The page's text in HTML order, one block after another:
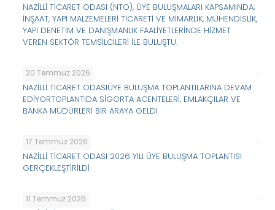
NAZİLLİ TİCARET ODASI (NTO), ÜYE BULUŞMALARI KAPSAMINDA;
İNŞAAT, YAPI MALZEMELERİ TİCARETİ VE MİMARLIK, MÜHENDİSLİK,
YAPI DENETİM VE DANIŞMANLIK FAALİYETLERİNDE HİZMET
VEREN SEKTÖR TEMSİLCİLERİ İLE BULUŞTU.
20 Temmuz 2026
NAZİLLİ TİCARET ODASIÜYE BULUŞMA TOPLANTILARINA DEVAM
EDİYORTOPLANTIDA SİGORTA ACENTELERİ, EMLAKÇILAR VE
BANKA MÜDÜRLERİ BİR ARAYA GELDİ
17 Temmuz 2026
NAZİLLİ TİCARET ODASI 2026 YILI ÜYE BULUŞMA TOPLANTISI
GERÇEKLEŞTİRİLDİ
11 Temmuz 2026